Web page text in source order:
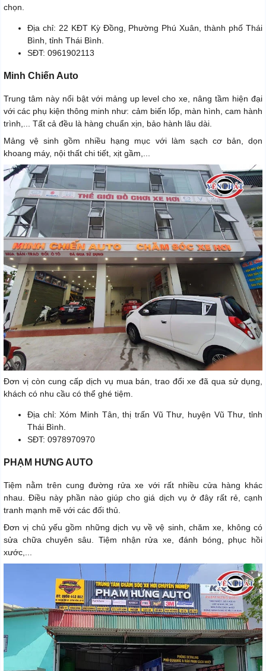
chọn.
Địa chỉ: 22 KĐT Kỳ Đồng, Phường Phú Xuân, thành phố Thái
Bình, tỉnh Thái Bình.
SĐT: 0961902113
Minh Chiến Auto
Trung tâm này nổi bật với mảng up level cho xe, nâng tầm hiện đại
với các phụ kiện thông minh như: cảm biến lốp, màn hình, cam hành
trình,... Tất cả đều là hàng chuẩn xịn, bảo hành lâu dài.
Mảng vệ sinh gồm nhiều hạng mục với làm sạch cơ bản, dọn
khoang máy, nội thất chi tiết, xịt gầm,...
Đơn vị còn cung cấp dịch vụ mua bán, trao đổi xe đã qua sử dụng,
khách có nhu cầu có thể ghé tiệm.
Địa chỉ: Xóm Minh Tân, thị trấn Vũ Thư, huyện Vũ Thư, tỉnh
Thái Bình.
SĐT: 0978970970
PHẠM HƯNG AUTO
Tiệm nằm trên cung đường rửa xe với rất nhiều cửa hàng khác
nhau. Điều này phần nào giúp cho giá dịch vụ ở đây rất rẻ, cạnh
tranh mạnh mẽ với các đối thủ.
Đơn vị chủ yếu gồm những dịch vụ về vệ sinh, chăm xe, không có
sửa chữa chuyên sâu. Tiệm nhận rửa xe, đánh bóng, phục hồi
xước,...